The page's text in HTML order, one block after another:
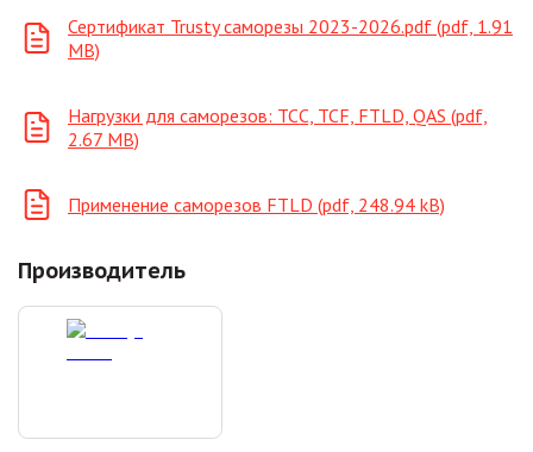
Сертификат Trusty саморезы 2023-2026.pdf (pdf, 1.91
MB)
Нагрузки для саморезов: ТСС, TCF, FTLD, QAS (pdf,
2.67 MB)
Применение саморезов FTLD (pdf, 248.94 kB)
Производитель